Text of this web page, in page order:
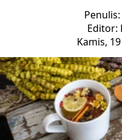
Penulis:
Editor:
Kamis,